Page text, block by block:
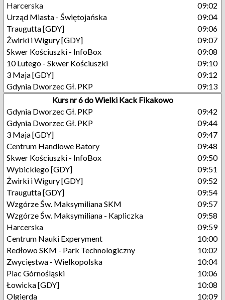
Harcerska
09:02
Urząd Miasta - Świętojańska
09:04
Traugutta [GDY]
09:06
Żwirki i Wigury [GDY]
09:07
Skwer Kościuszki - InfoBox
09:08
10 Lutego - Skwer Kościuszki
09:10
3 Maja [GDY]
09:12
Gdynia Dworzec Gł. PKP
09:13
Kurs nr 6 do Wielki Kack Fikakowo
Gdynia Dworzec Gł. PKP
09:42
Gdynia Dworzec Gł. PKP
09:44
3 Maja [GDY]
09:47
Centrum Handlowe Batory
09:48
Skwer Kościuszki - InfoBox
09:50
Wybickiego [GDY]
09:51
Żwirki i Wigury [GDY]
09:52
Traugutta [GDY]
09:54
Wzgórze Św. Maksymiliana SKM
09:57
Wzgórze Św. Maksymiliana - Kapliczka
09:58
Harcerska
09:59
Centrum Nauki Experyment
10:00
Redłowo SKM - Park Technologiczny
10:02
Zwycięstwa - Wielkopolska
10:04
Plac Górnośląski
10:06
Łowicka [GDY]
10:08
Olgierda
10:09